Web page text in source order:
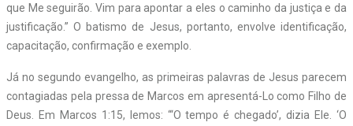
que Me seguirão. Vim para apontar a eles o caminho da justiça e da
justificação.” O batismo de Jesus, portanto, envolve identificação,
capacitação, confirmação e exemplo.
Já no segundo evangelho, as primeiras palavras de Jesus parecem
contagiadas pela pressa de Marcos em apresentá-Lo como Filho de
Deus. Em Marcos 1:15, lemos: “‘O tempo é chegado’, dizia Ele. ‘O